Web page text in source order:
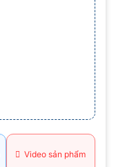
Video sản phẩm